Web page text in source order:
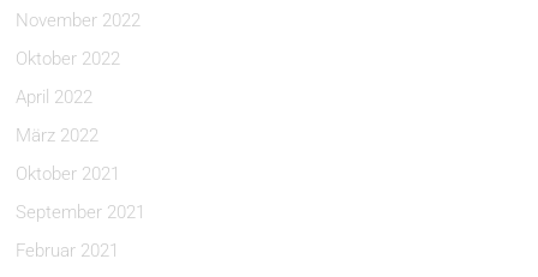
November 2022
Oktober 2022
April 2022
März 2022
Oktober 2021
September 2021
Februar 2021